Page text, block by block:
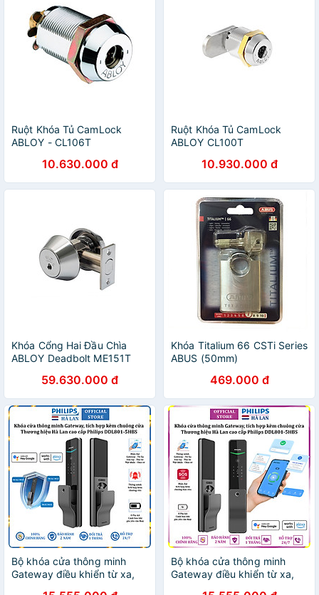
Ruột Khóa Tủ CamLock
ABLOY - CL106T
10.630.000 đ
Ruột Khóa Tủ CamLock
ABLOY CL100T
10.930.000 đ
Khóa Cổng Hai Đầu Chìa
ABLOY Deadbolt ME151T
59.630.000 đ
Khóa Titalium 66 CSTi Series
ABUS (50mm)
469.000 đ
Bộ khóa cửa thông minh
Gateway điều khiển từ xa,
Bộ khóa cửa thông minh
Gateway điều khiển từ xa,